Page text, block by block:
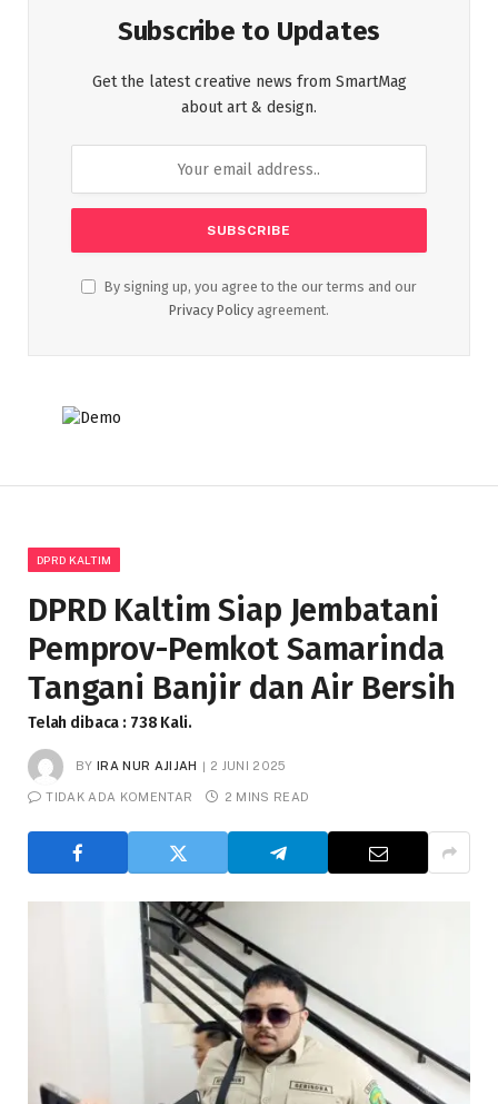
Subscribe to Updates
Get the latest creative news from SmartMag
about art & design.
By signing up, you agree to the our terms and our
Privacy Policy agreement.
DPRD KALTIM
DPRD Kaltim Siap Jembatani
Pemprov-Pemkot Samarinda
Tangani Banjir dan Air Bersih
Telah dibaca : 738 Kali.
BY IRA NUR AJIJAH 2 JUNI 2025
TIDAK ADA KOMENTAR 2 MINS READ